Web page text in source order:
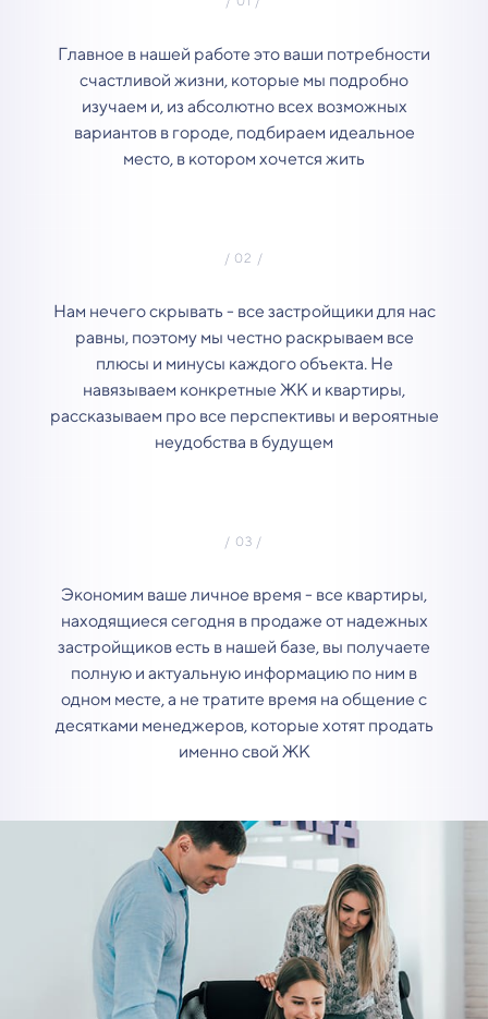
Главное в нашей работе это ваши потребности
счастливой жизни, которые мы подробно
изучаем и, из абсолютно всех возможных
вариантов в городе, подбираем идеальное
место, в котором хочется жить
Нам нечего скрывать - все застройщики для нас
равны, поэтому мы честно раскрываем все
плюсы и минусы каждого объекта. Не
навязываем конкретные ЖК и квартиры,
рассказываем про все перспективы и вероятные
неудобства в будущем
Экономим ваше личное время - все квартиры,
находящиеся сегодня в продаже от надежных
застройщиков есть в нашей базе, вы получаете
полную и актуальную информацию по ним в
одном месте, а не тратите время на общение с
десятками менеджеров, которые хотят продать
именно свой ЖК